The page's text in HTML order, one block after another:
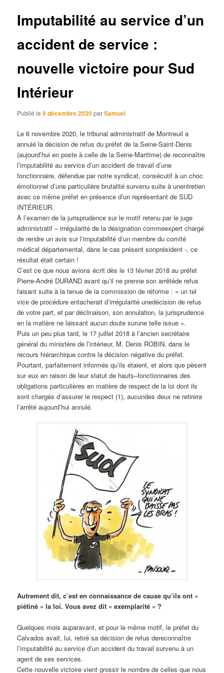
Imputabilité au service d’un
accident de service :
nouvelle victoire pour Sud
Intérieur
Publié le9 décembre 2020parSamuel
Le 6 novembre 2020, le tribunal administratif de Montreuil a
annulé la décision de refus du préfet de la Seine-Saint-Denis
(aujourd’hui en poste à celle de la Seine-Maritime) de reconnaître
l’imputabilité au service d’un accident de travail d’une
fonctionnaire, défendue par notre syndicat, consécutif à un choc
émotionnel d’une particulière brutalité survenu suite à unentretien
avec ce même préfet en présence d’un représentant de SUD
INTÉRIEUR.
À l’examen de la jurisprudence sur le motif retenu par le juge
administratif – irrégularité de la désignation commeexpert chargé
de rendre un avis sur l’imputabilité d’un membre du comité
médical départemental, dans le cas présent sonprésident -, ce
résultat était certain !
C’est ce que nous avions écrit dès le 13 février 2018 au préfet
Pierre-André DURAND avant qu’il ne prenne son arrêtéde refus
faisant suite à la tenue de la commission de réforme : « un tel
vice de procédure entacherait d’irrégularité unedécision de refus
de votre part, et par déclinaison, son annulation, la jurisprudence
en la matière ne laissant aucun doute surune telle issue ».
Puis un peu plus tard, le 17 juillet 2018 à l’ancien secrétaire
général du ministère de l’intérieur, M. Denis ROBIN, dans le
recours hiérarchique contre la décision négative du préfet.
Pourtant, parfaitement informés qu’ils étaient, et alors que pèsent
sur eux en raison de leur statut de hauts–fonctionnaires des
obligations particulières en matière de respect de la loi dont ils
sont chargés d’assurer le respect (1), aucundes deux ne retirera
l’arrêté aujourd’hui annulé.
Autrement dit, c’est en connaissance de cause qu’ils ont «
piétiné » la loi. Vous avez dit « exemplarité » ?
Quelques mois auparavant, et pour le même motif, le préfet du
Calvados avait, lui, retiré sa décision de refus dereconnaître
l’imputabilité au service d’un accident du travail survenu à un
agent de ses services.
Cette nouvelle victoire vient grossir le nombre de celles que nous